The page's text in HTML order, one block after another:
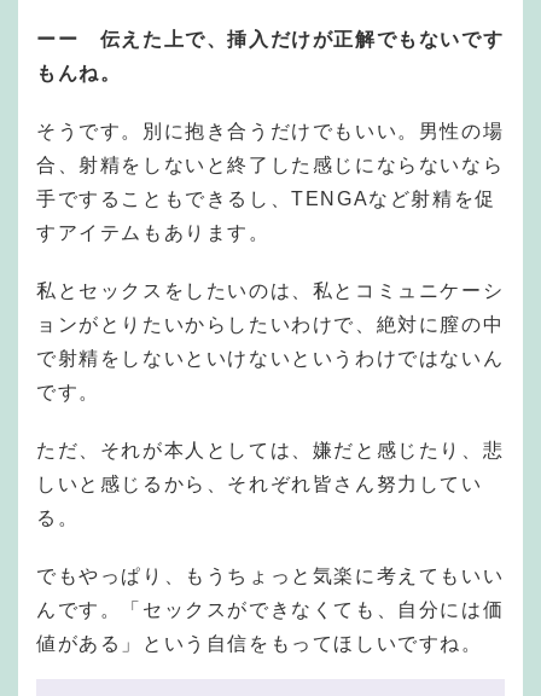
ーー 伝えた上で、挿入だけが正解でもないです
もんね。
そうです。別に抱き合うだけでもいい。男性の場
合、射精をしないと終了した感じにならないなら
手ですることもできるし、TENGAなど射精を促
すアイテムもあります。
私とセックスをしたいのは、私とコミュニケーシ
ョンがとりたいからしたいわけで、絶対に膣の中
で射精をしないといけないというわけではないん
です。
ただ、それが本人としては、嫌だと感じたり、悲
しいと感じるから、それぞれ皆さん努力してい
る。
でもやっぱり、もうちょっと気楽に考えてもいい
んです。「セックスができなくても、自分には価
値がある」という自信をもってほしいですね。